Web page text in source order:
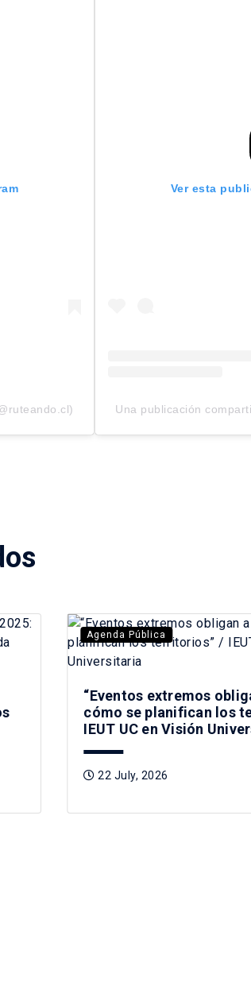
Ver esta
Una publicación
Agenda Pública
“Eventos extremos
cómo se planifican los
IEUT UC en Visión
22 July, 2026